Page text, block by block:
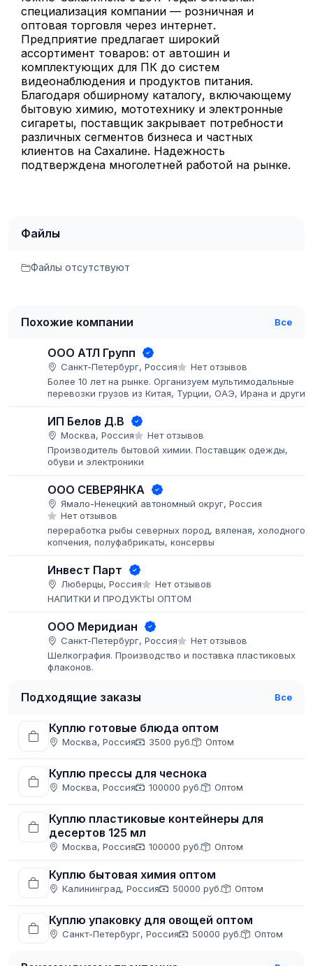
специализация компании — розничная и
оптовая торговля через интернет.
Предприятие предлагает широкий
ассортимент товаров: от автошин и
комплектующих для ПК до систем
видеонаблюдения и продуктов питания.
Благодаря обширному каталогу, включающему
бытовую химию, мототехнику и электронные
сигареты, поставщик закрывает потребности
различных сегментов бизнеса и частных
клиентов на Сахалине. Надежность
подтверждена многолетней работой на рынке.
Файлы
Файлы отсутствуют
Похожие компании Все
ООО АТЛ Групп
Санкт-Петербург, Россия
Нет отзывов
Более 10 лет на рынке. Организуем мультимодальные
перевозки грузов из Китая, Турции, ОАЭ, Ирана и других
Полный цикл услуг:...
ИП Белов Д.В
Москва, Россия
Нет отзывов
Производитель бытовой химии. Поставщик одежды,
обуви и электроники
ООО СЕВЕРЯНКА
Ямало-Ненецкий автономный округ, Россия
Нет отзывов
переработка рыбы северных пород, вяленая, холодного
копчения, полуфабрикаты, консервы
Инвест Парт
Люберцы, Россия
Нет отзывов
НАПИТКИ И ПРОДУКТЫ ОПТОМ
ООО Меридиан
Санкт-Петербург, Россия
Нет отзывов
Шелкография. Производство и поставка пластиковых
флаконов.
Подходящие заказы Все
Куплю готовые блюда оптом
Москва, Россия 3500 руб. Оптом
Куплю прессы для чеснока
Москва, Россия 100000 руб. Оптом
Куплю пластиковые контейнеры для
десертов 125 мл
Москва, Россия 100000 руб. Оптом
Куплю бытовая химия оптом
Калининград, Россия 50000 руб. Оптом
Куплю упаковку для овощей оптом
Санкт-Петербург, Россия 50000 руб. Оптом